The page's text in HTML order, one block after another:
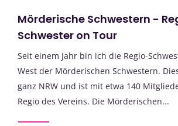
Mörderische Schwestern -
Schwester on Tour
Seit einem Jahr bin ich die Regio-
West der Mörderischen Schwestern.
ganz NRW und ist mit etwa 140
Regio des Vereins. Die Mörderischen...